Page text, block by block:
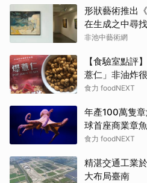
形狀藝術推出
在生成之中尋
非池中藝術網
【食驗室點評
薏仁」非油炸
色
食力 foodNEXT
年產100萬隻
球首座商業章
食力 foodNEXT
精湛交通工業
大布局臺南